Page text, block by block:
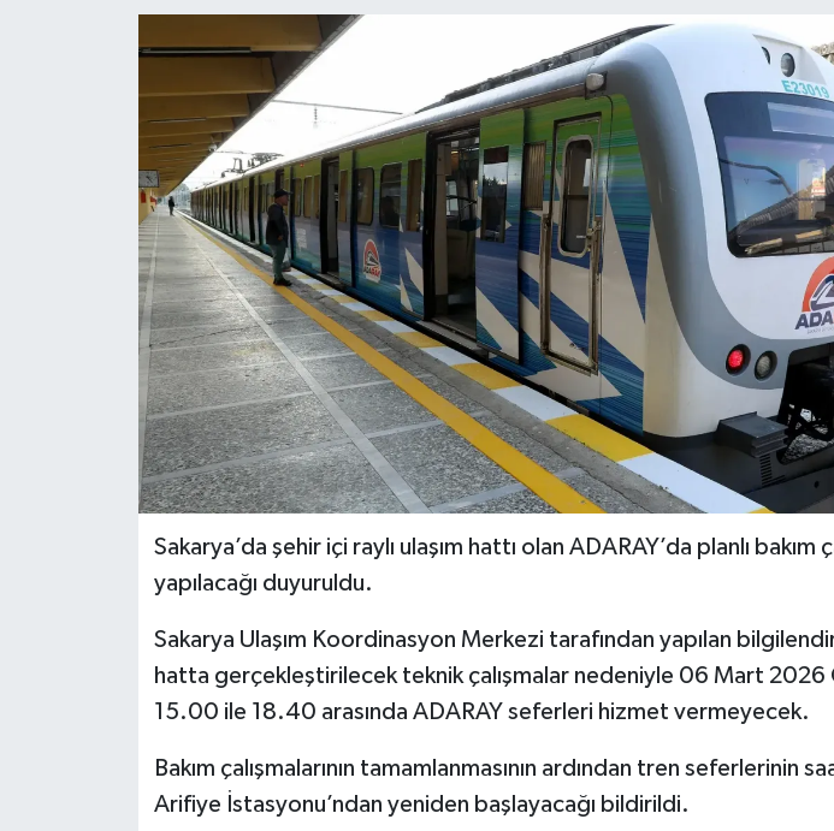
Sakarya’da şehir içi raylı ulaşım hattı olan ADARAY’da planlı bakım
yapılacağı duyuruldu.
Sakarya Ulaşım Koordinasyon Merkezi tarafından yapılan
hatta gerçekleştirilecek teknik çalışmalar nedeniyle 06 Mart 2026
15.00 ile 18.40 arasında ADARAY seferleri hizmet vermeyecek.
Bakım çalışmalarının tamamlanmasının ardından tren seferlerinin
Arifiye İstasyonu’ndan yeniden başlayacağı bildirildi.